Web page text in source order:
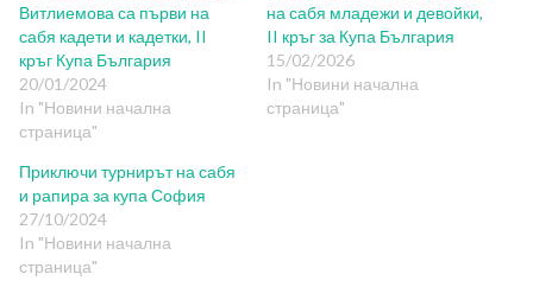
Витлиемова са първи на
сабя кадети и кадетки, II
кръг Купа България
20/01/2024
In "Новини начална
страница"
на сабя младежи и девойки,
II кръг за Купа България
15/02/2026
In "Новини начална
страница"
Приключи турнирът на сабя
и рапира за купа София
27/10/2024
In "Новини начална
страница"